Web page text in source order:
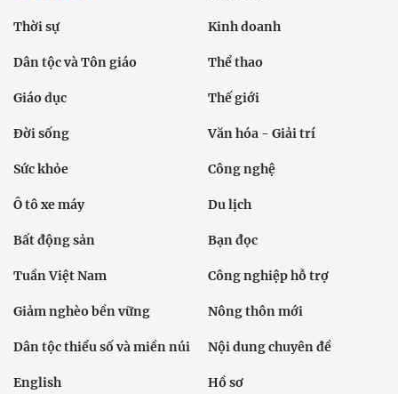
Thời sự Kinh doanh
Dân tộc và Tôn giáo Thể thao
Giáo dục Thế giới
Đời sống Văn hóa - Giải trí
Sức khỏe Công nghệ
Ô tô xe máy Du lịch
Bất động sản Bạn đọc
Tuần Việt Nam Công nghiệp hỗ trợ
Giảm nghèo bền vững Nông thôn mới
Dân tộc thiểu số và miền núi Nội dung chuyên đề
English Hồ sơ